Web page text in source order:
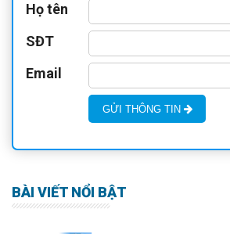
Họ tên
SĐT
Email
GỬI THÔNG TIN
BÀI VIẾT NỔI BẬT